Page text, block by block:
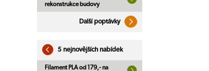
rekonstrukce budovy
Další poptávky
5 nejnovějších nabídek
Filament PLA od 179,- na